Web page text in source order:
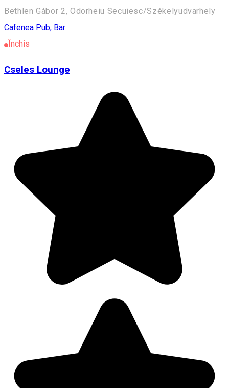
Bethlen Gábor 2, Odorheiu Secuiesc/Székelyudvarhely
Cafenea Pub, Bar
Închis
Cseles Lounge